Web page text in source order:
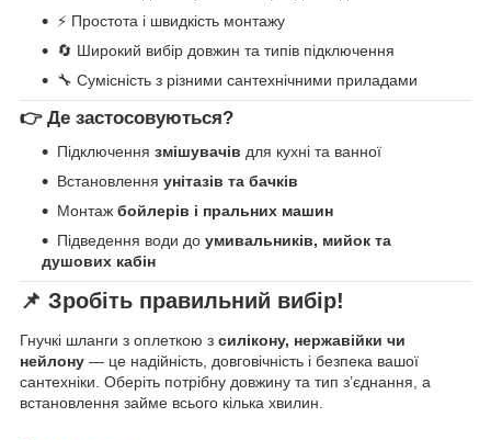
⚡ Простота і швидкість монтажу
🔄 Широкий вибір довжин та типів підключення
🔧 Сумісність з різними сантехнічними приладами
👉 Де застосовуються?
Підключення змішувачів для кухні та ванної
Встановлення унітазів та бачків
Монтаж бойлерів і пральних машин
Підведення води до умивальників, мийок та
душових кабін
📌 Зробіть правильний вибір!
Гнучкі шланги з оплеткою з силікону, нержавійки чи
нейлону — це надійність, довговічність і безпека вашої
сантехніки. Оберіть потрібну довжину та тип з’єднання, а
встановлення займе всього кілька хвилин.